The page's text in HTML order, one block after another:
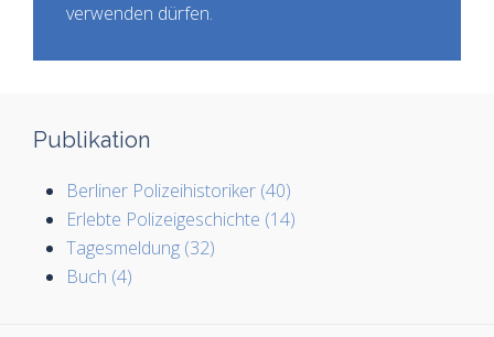
verwenden dürfen.
Publikation
Berliner Polizeihistoriker (40)
Erlebte Polizeigeschichte (14)
Tagesmeldung (32)
Buch (4)